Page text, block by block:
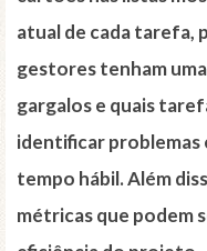
atual de cada tarefa,
gestores tenham
gargalos e quais
identificar problemas
tempo hábil. Além
métricas que podem